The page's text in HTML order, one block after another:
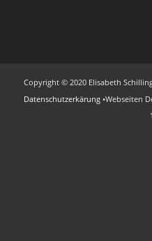
Copyright © 2020 Elisabeth
Datenschutzerkärung•Webseiten